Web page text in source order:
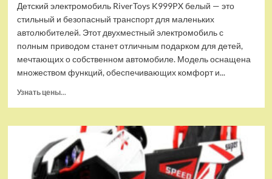
Детский электромобиль RiverToys K999PX белый — это
стильный и безопасный транспорт для маленьких
автолюбителей. Этот двухместный электромобиль с
полным приводом станет отличным подарком для детей,
мечтающих о собственном автомобиле. Модель оснащена
множеством функций, обеспечивающих комфорт и...
Узнать цены...
Детский
электромобиль
RiverToys
K999PX
белый